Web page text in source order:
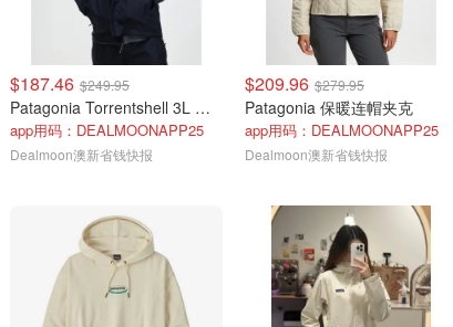
$187.46 $249.95
Patagonia Torrentshell 3L 冲锋衣
app用码：DEALMOONAPP25
Dealmoon澳新省钱快报
$209.96 $279.95
Patagonia 保暖连帽夹克
app用码：DEALMOONAPP25
Dealmoon澳新省钱快报